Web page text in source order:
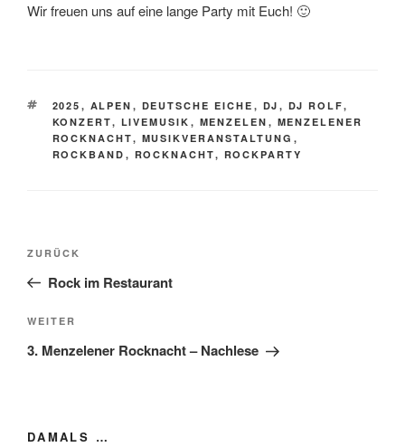
Wir freuen uns auf eine lange Party mit Euch! 🙂
SCHLAGWÖRTER
2025 , ALPEN , DEUTSCHE EICHE , DJ , DJ ROLF,
KONZERT, LIVEMUSIK , MENZELEN , MENZELENER
ROCKNACHT, MUSIKVERANSTALTUNG ,
ROCKBAND , ROCKNACHT, ROCKPARTY
Beitragsnavigation
Vorheriger
Beitrag
ZURÜCK
Rock im Restaurant
Nächster
Beitrag
WEITER
3. Menzelener Rocknacht – Nachlese
DAMALS …